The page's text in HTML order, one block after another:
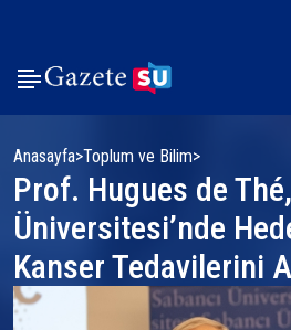
Anasayfa Toplum ve Bilim
Prof. Hugues de
Üniversitesi’nde
Kanser Tedavilerini